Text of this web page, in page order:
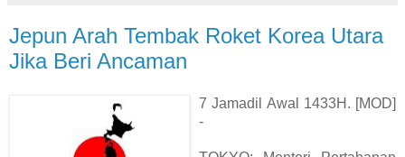
Jepun Arah Tembak Roket Korea Utara
Jika Beri Ancaman
7 Jamadil Awal 1433H. [MOD]
-